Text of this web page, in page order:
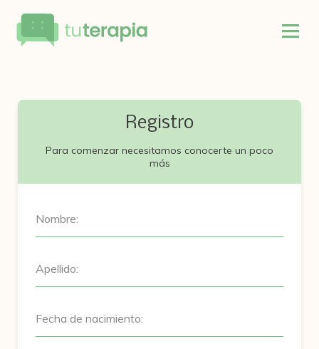
Registro
Para comenzar necesitamos conocerte un poco
más
Nombre:
Apellido:
Fecha de nacimiento: